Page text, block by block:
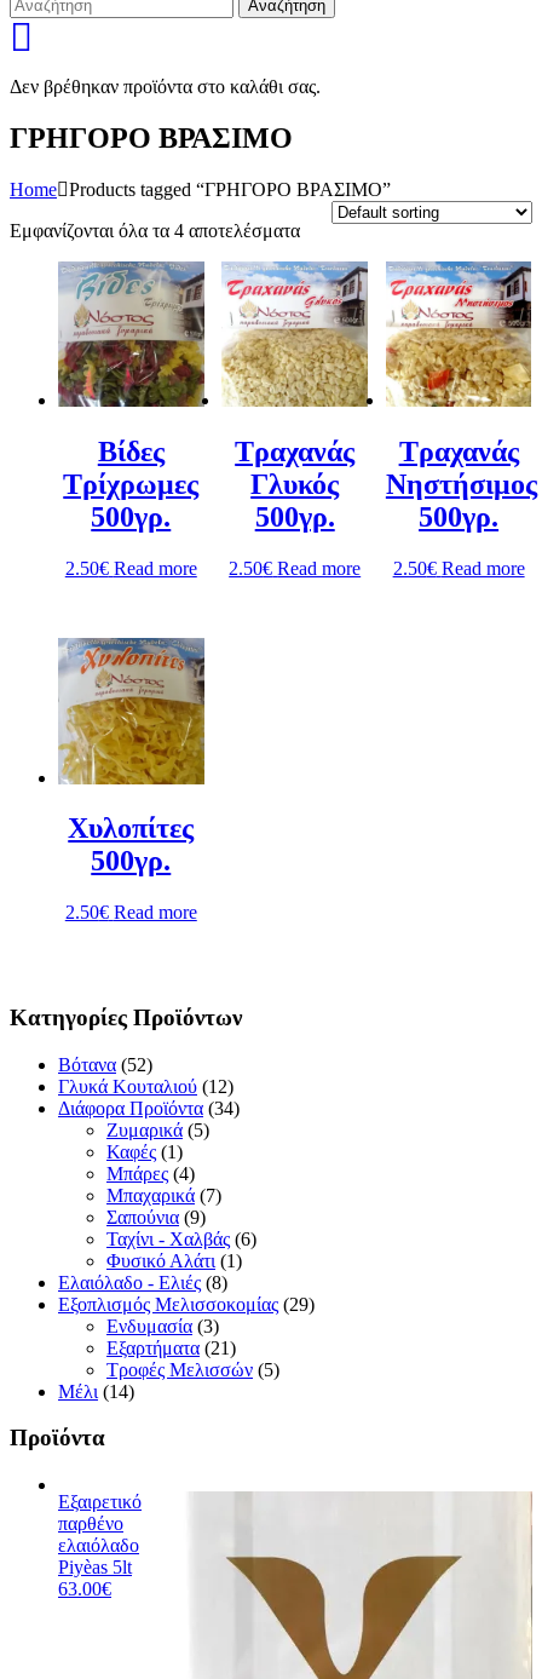
Αναζήτηση
Δεν βρέθηκαν προϊόντα στο καλάθι σας.
ΓΡΗΓΟΡΟ ΒΡΑΣΙΜΟ
Home Products tagged “ΓΡΗΓΟΡΟ ΒΡΑΣΙΜΟ”
Εμφανίζονται όλα τα 4 αποτελέσματα
Βίδες
Τρίχρωμες
500γρ.
2.50€ Read more
Τραχανάς
Γλυκός
500γρ.
2.50€ Read more
Τραχανάς
Νηστήσιμος
500γρ.
2.50€ Read more
Χυλοπίτες
500γρ.
2.50€ Read more
Κατηγορίες Προϊόντων
Βότανα (52)
Γλυκά Κουταλιού (12)
Διάφορα Προϊόντα (34)
Ζυμαρικά (5)
Καφές (1)
Μπάρες (4)
Μπαχαρικά (7)
Σαπούνια (9)
Ταχίνι - Χαλβάς (6)
Φυσικό Αλάτι (1)
Ελαιόλαδο - Ελιές (8)
Εξοπλισμός Μελισσοκομίας (29)
Ενδυμασία (3)
Εξαρτήματα (21)
Τροφές Μελισσών (5)
Μέλι (14)
Προϊόντα
Εξαιρετικό
παρθένο
ελαιόλαδο
Piyèas 5lt
63.00€